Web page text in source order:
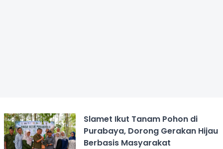
Slamet Ikut Tanam Pohon di
Purabaya, Dorong Gerakan Hijau
Berbasis Masyarakat